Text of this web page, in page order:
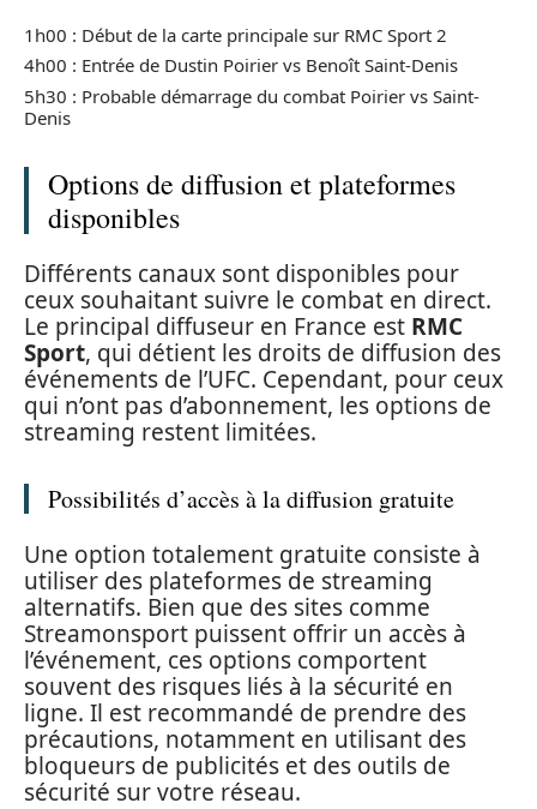
1h00 : Début de la carte principale sur RMC Sport 2
4h00 : Entrée de Dustin Poirier vs Benoît Saint-Denis
5h30 : Probable démarrage du combat Poirier vs Saint-
Denis
Options de diffusion et plateformes
disponibles
Différents canaux sont disponibles pour
ceux souhaitant suivre le combat en direct.
Le principal diffuseur en France est RMC
Sport, qui détient les droits de diffusion des
événements de l’UFC. Cependant, pour ceux
qui n’ont pas d’abonnement, les options de
streaming restent limitées.
Possibilités d’accès à la diffusion gratuite
Une option totalement gratuite consiste à
utiliser des plateformes de streaming
alternatifs. Bien que des sites comme
Streamonsport puissent offrir un accès à
l’événement, ces options comportent
souvent des risques liés à la sécurité en
ligne. Il est recommandé de prendre des
précautions, notamment en utilisant des
bloqueurs de publicités et des outils de
sécurité sur votre réseau.